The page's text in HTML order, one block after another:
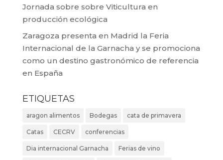
Jornada sobre sobre Viticultura en
producción ecológica
Zaragoza presenta en Madrid la Feria
Internacional de la Garnacha y se promociona
como un destino gastronómico de referencia
en España
ETIQUETAS
aragon alimentos Bodegas cata de primavera
Catas CECRV conferencias
Dia internacional Garnacha Ferias de vino